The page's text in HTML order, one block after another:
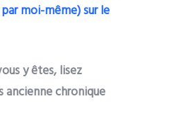
moi-même) sur le
y êtes, lisez
ancienne chronique